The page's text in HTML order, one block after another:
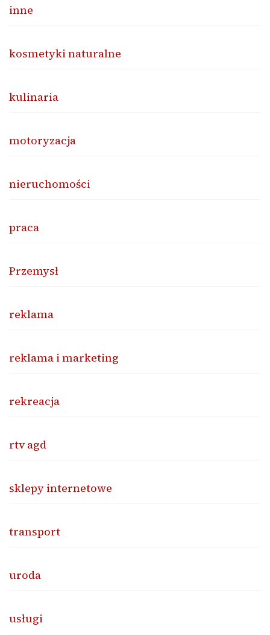
inne
kosmetyki naturalne
kulinaria
motoryzacja
nieruchomości
praca
Przemysł
reklama
reklama i marketing
rekreacja
rtv agd
sklepy internetowe
transport
uroda
usługi